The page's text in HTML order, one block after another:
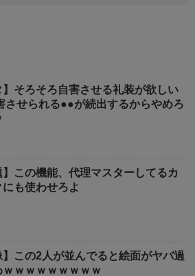
】そろそろ自害させる礼装が欲しい
させられる●●が続出するからやめろ
】この機能、代理マスターしてるカ
にも使わせろよ
】この2人が並んでると絵面がヤバ過
ｗｗｗｗｗｗｗｗｗ